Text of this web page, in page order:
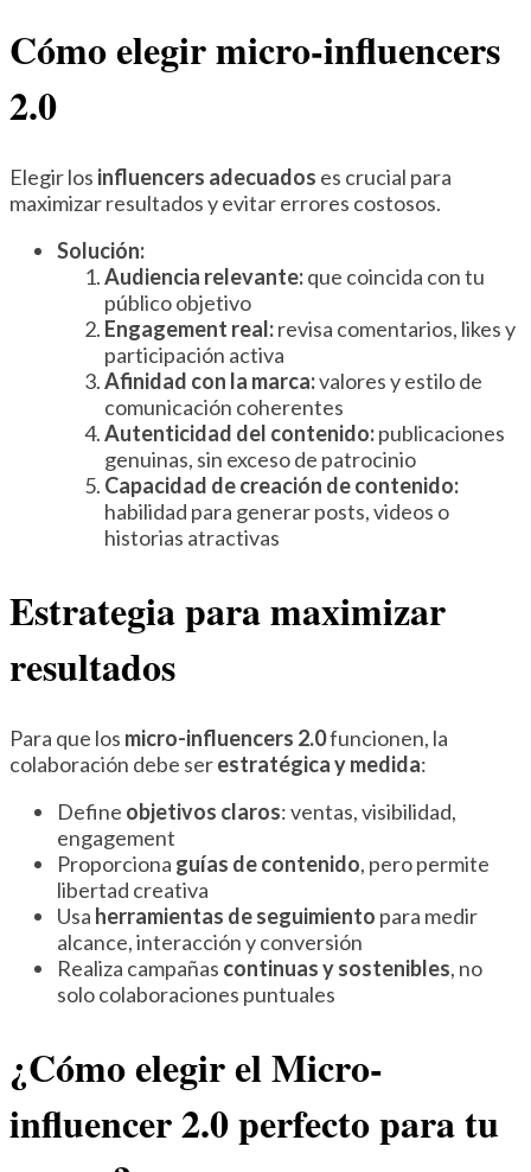
Cómo elegir micro-influencers
2.0
Elegir los influencers adecuados es crucial para
maximizar resultados y evitar errores costosos.
Solución:
Audiencia relevante:que coincida con tu
público objetivo
Engagement real:revisa comentarios, likes y
participación activa
Afinidad con la marca:valores y estilo de
comunicación coherentes
Autenticidad del contenido:publicaciones
genuinas, sin exceso de patrocinio
Capacidad de creación de contenido:
habilidad para generar posts, videos o
historias atractivas
Estrategia para maximizar
resultados
Para que los micro-influencers 2.0funcionen, la
colaboración debe serestratégica y medida:
Define objetivos claros: ventas, visibilidad,
engagement
Proporciona guías de contenido, pero permite
libertad creativa
Usa herramientas de seguimiento para medir
alcance, interacción y conversión
Realiza campañas continuas y sostenibles, no
solo colaboraciones puntuales
¿Cómo elegir el Micro-
influencer 2.0 perfecto para tu